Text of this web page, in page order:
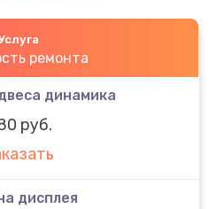
ремонта
динамика
руб.
дисплея